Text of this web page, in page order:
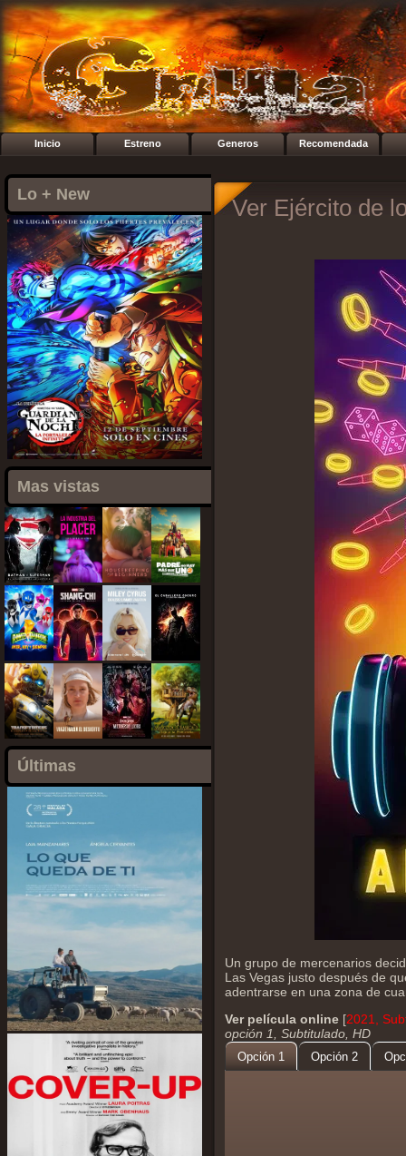
Inicio Estreno Generos Recomendada
Lo + New
Mas vistas
Últimas
Ver Ejército de
Un grupo de mercenarios
Las Vegas justo después de
adentrarse en una zona de
Ver película online [2021,
opción 1, Subtitulado, HD
Opción 1 Opción 2